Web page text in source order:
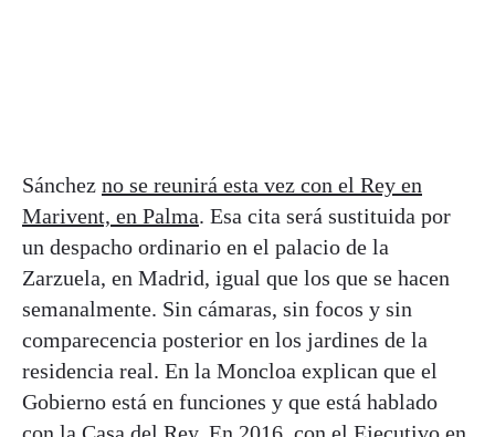
Sánchez no se reunirá esta vez con el Rey en
Marivent, en Palma. Esa cita será sustituida por
un despacho ordinario en el palacio de la
Zarzuela, en Madrid, igual que los que se hacen
semanalmente. Sin cámaras, sin focos y sin
comparecencia posterior en los jardines de la
residencia real. En la Moncloa explican que el
Gobierno está en funciones y que está hablado